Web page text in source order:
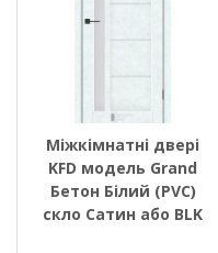
Міжкімнатні двері
KFD модель Grand
Бетон Білий (PVC)
скло Сатин або BLK